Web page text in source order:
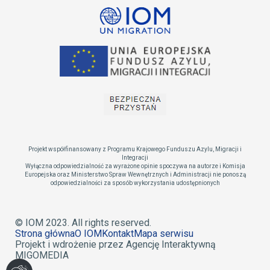
Projekt współfinansowany z Programu Krajowego Funduszu Azylu, Migracji i
Integracji
Wyłączna odpowiedzialność za wyrażone opinie spoczywa na autorze i Komisja
Europejska oraz Ministerstwo Spraw Wewnętrznych i Administracji nie ponoszą
odpowiedzialności za sposób wykorzystania udostępnionych
© IOM 2023. All rights reserved.
Strona głównaO IOMKontaktMapa serwisu
Projekt i wdrożenie przez Agencję Interaktywną
MIGOMEDIA